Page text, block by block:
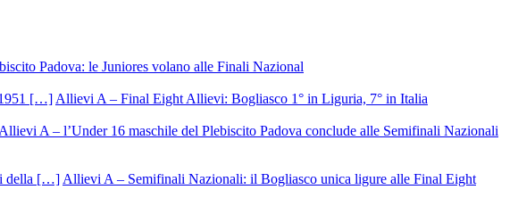
Padova: le Juniores volano alle Finali Nazional
Allievi A – Final Eight Allievi: Bogliasco 1° in Liguria, 7° in Italia
Allievi A – l’Under 16 maschile del Plebiscito Padova conclude alle Semifinali Nazionali
Allievi A – Semifinali Nazionali: il Bogliasco unica ligure alle Final Eight